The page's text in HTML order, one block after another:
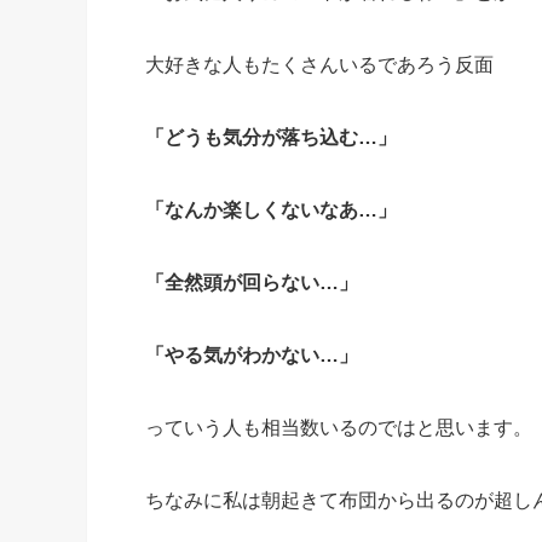
大好きな人もたくさんいるであろう反面
「どうも気分が落ち込む…」
「なんか楽しくないなあ…」
「全然頭が回らない…」
「やる気がわかない…」
っていう人も相当数いるのではと思います。
ちなみに私は朝起きて布団から出るのが超し